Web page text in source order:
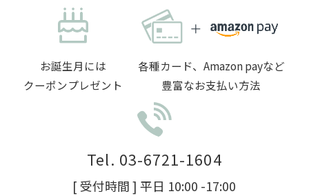
お誕生月には
クーポンプレゼント
各種カード、Amazon payなど
豊富なお支払い方法
Tel. 03-6721-1604
[ 受付時間 ] 平日 10:00 -17:00